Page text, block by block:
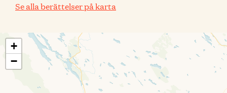
Se alla berättelser på karta
+
−